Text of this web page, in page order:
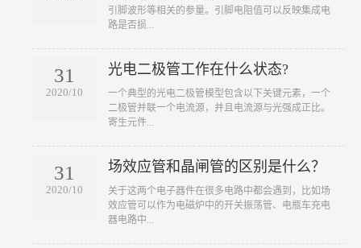
引脚波形等相关的参量。引脚电阻值可以反映集成电
路是否损...
31
2020/10
光电二极管工作在什么状态?
​一个典型的光电二极管模型包含以下关键元素，一个
二极管并联一个电流源，并且电流源与光强成正比。
寄生元件...
31
2020/10
场效应管和晶闸管的区别是什么？
​关于这两个电子器件在很多电路中都会遇到，比如场
效应管可以作为电磁炉中的开关振荡管、电瓶车充电
器电路中...